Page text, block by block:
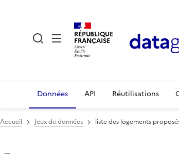
RÉPUBLIQUE
FRANÇAISE
Données API Réutilisations
Accueil Jeux de données liste des logements